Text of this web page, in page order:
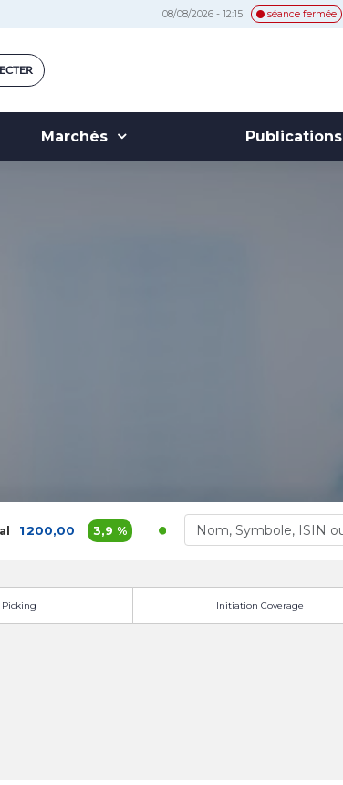
08/08/2026 - 12:15 séance fermée
Marchés Publications
3,9 % Alliances 400,00 5,26 %
Picking Initiation Coverage